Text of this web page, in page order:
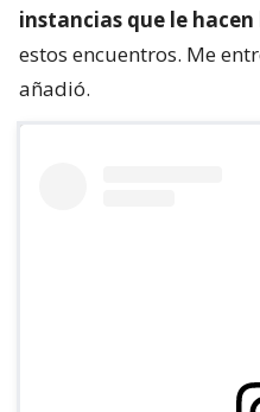
instancias que le hacen
estos encuentros. Me
añadió.